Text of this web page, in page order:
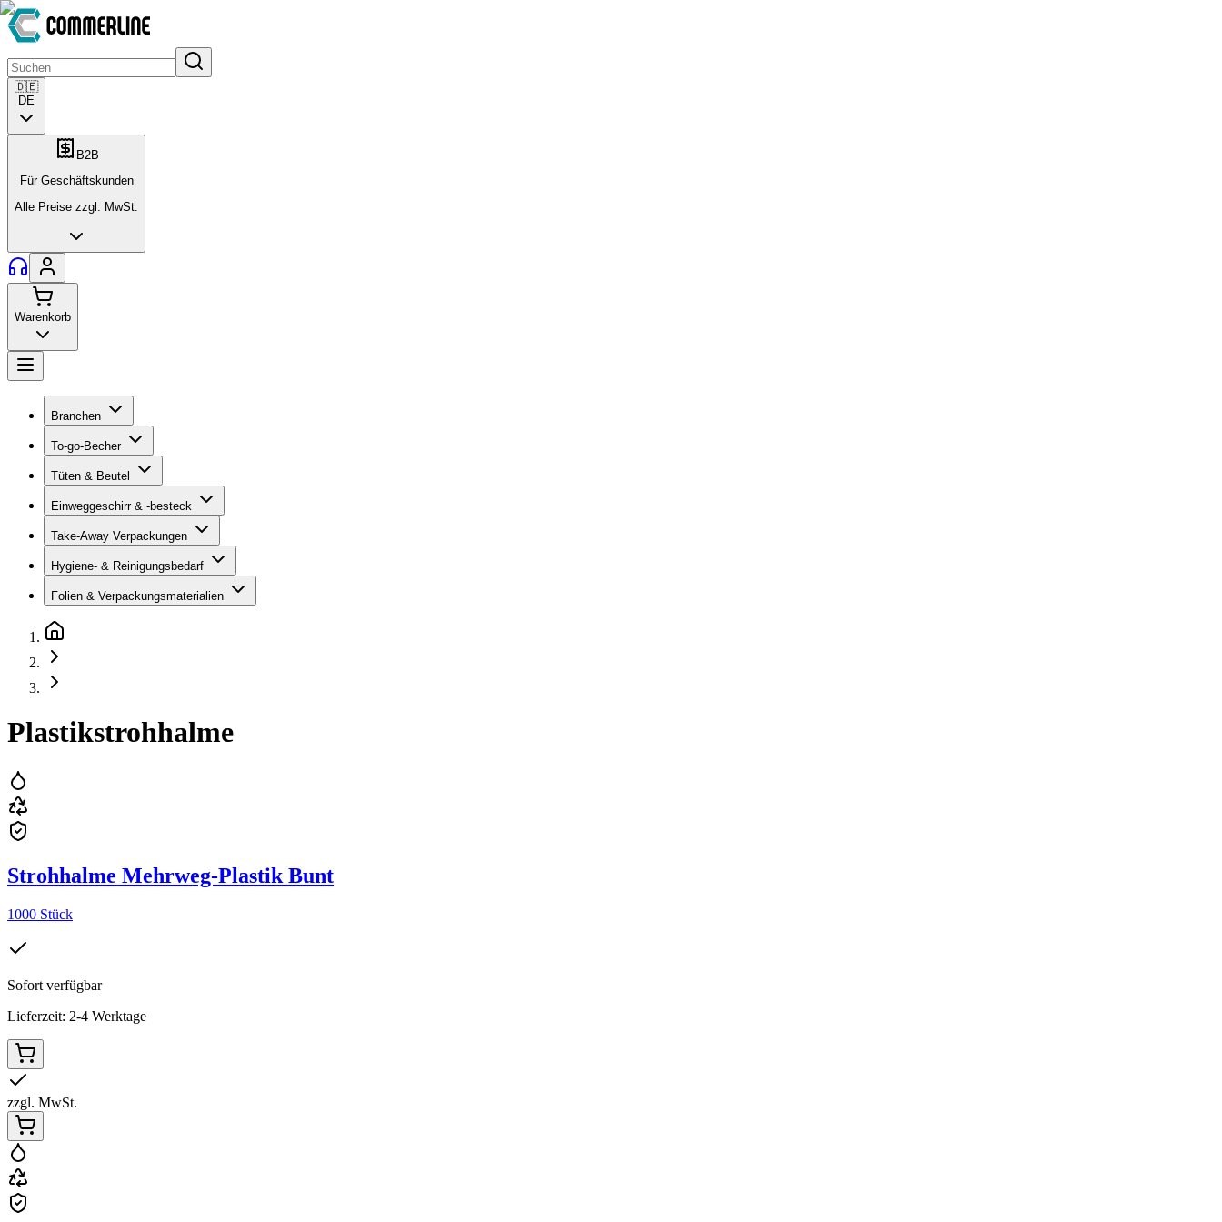
🇩🇪
DE
B2B
Für Geschäftskunden
Alle Preise zzgl. MwSt.
Warenkorb
Branchen
To-go-Becher
Tüten & Beutel
Einweggeschirr & -besteck
Take-Away Verpackungen
Hygiene- & Reinigungsbedarf
Folien & Verpackungsmaterialien
Plastikstrohhalme
Strohhalme Mehrweg-Plastik Bunt
1000 Stück
Sofort verfügbar
Lieferzeit: 2-4 Werktage
zzgl. MwSt.